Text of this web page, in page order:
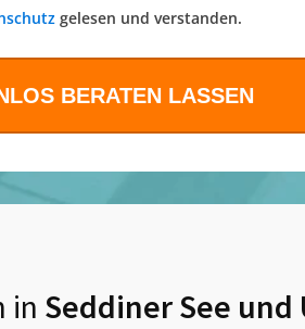
gelesen und verstanden.
in Seddiner See und